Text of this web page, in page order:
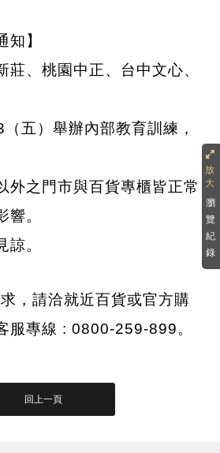
知】
莊、桃園中正、台中文心、
五）舉辦內部教育訓練，
外之門市與百貨專櫃皆正常
響。
諒。
，請洽就近百貨或官方購
服專線 : 0800-259-899。
瀏
覽
紀
錄